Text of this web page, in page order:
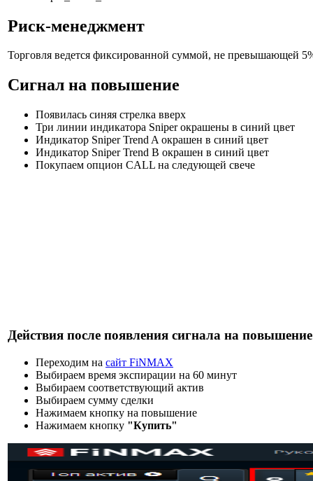
Риск-менеджмент
Торговля ведется фиксированной суммой, не превышающей
Сигнал на повышение
Появилась синяя стрелка вверх
Три линии индикатора Sniper окрашены в синий цвет
Индикатор Sniper Trend A окрашен в синий цвет
Индикатор Sniper Trend В окрашен в синий цвет
Покупаем опцион CALL на следующей свече
Действия после появления сигнала на повышение
Переходим на сайт FiNMAX
Выбираем время экспирации на 60 минут
Выбираем соответствующий актив
Выбираем сумму сделки
Нажимаем кнопку на повышение
Нажимаем кнопку "Купить"